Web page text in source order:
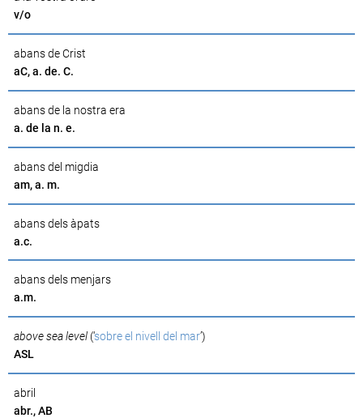
v/o
abans de Crist
aC, a. de. C.
abans de la nostra era
a. de la n. e.
abans del migdia
am, a. m.
abans dels àpats
a.c.
abans dels menjars
a.m.
above sea level (‘sobre el nivell del mar’)
ASL
abril
abr., AB